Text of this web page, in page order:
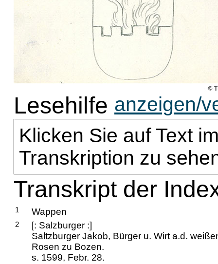
Lesehilfe anzeigen/
Klicken Sie auf Text
Transkription zu
Transkript der
1 Wappen
2
[: Salzburger :]
Saltzburger Jakob, Bürger u. Wirt a.d.
Rosen zu Bozen.
s. 1599, Febr. 28.